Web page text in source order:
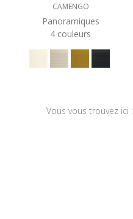
CAMENGO
Panoramiques
4 couleurs
Vous vous trouvez ici :